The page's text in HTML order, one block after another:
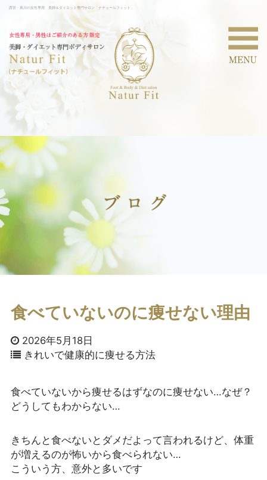
西宮・夙川の女性専用 美脚＆ダイエット専門サロン「ナチュールフィット」
食べていないのに痩せない理由
2026年5月18日
きれいで健康的に痩せる方法
食べていないから痩せるはずなのに痩せない…なぜ？
どうしてもわからない…
きちんと食べないとダメだよって言われるけど、体重
が増えるのが怖いから食べられない…
こういう方、意外と多いです